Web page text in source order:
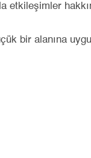
etkileşimler
bir alanına